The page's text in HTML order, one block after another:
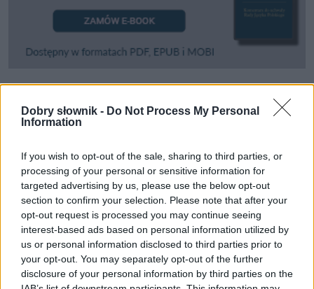
Dobry słownik - Do Not Process My Personal
Information
If you wish to opt-out of the sale, sharing to third parties, or
processing of your personal or sensitive information for
targeted advertising by us, please use the below opt-out
section to confirm your selection. Please note that after your
opt-out request is processed you may continue seeing
interest-based ads based on personal information utilized by
us or personal information disclosed to third parties prior to
your opt-out. You may separately opt-out of the further
disclosure of your personal information by third parties on the
Pozostały wątpliwości? Brakuje czegoś w haśle?
Zobacz, co zyskują abonenci Dobrego słownika.
SPRAWDŹ
Często sprawdzane
Czy można stosować dywiz?
Co potwierdza, a co zaprzecza
O poprawnym użyciu słowa dzięki ( komuś, czemuś